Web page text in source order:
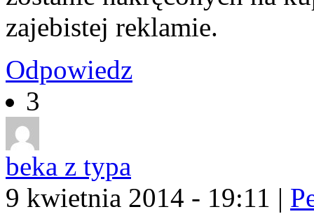
zajebistej reklamie.
Odpowiedz
3
beka z typa
9 kwietnia 2014 - 19:11 |